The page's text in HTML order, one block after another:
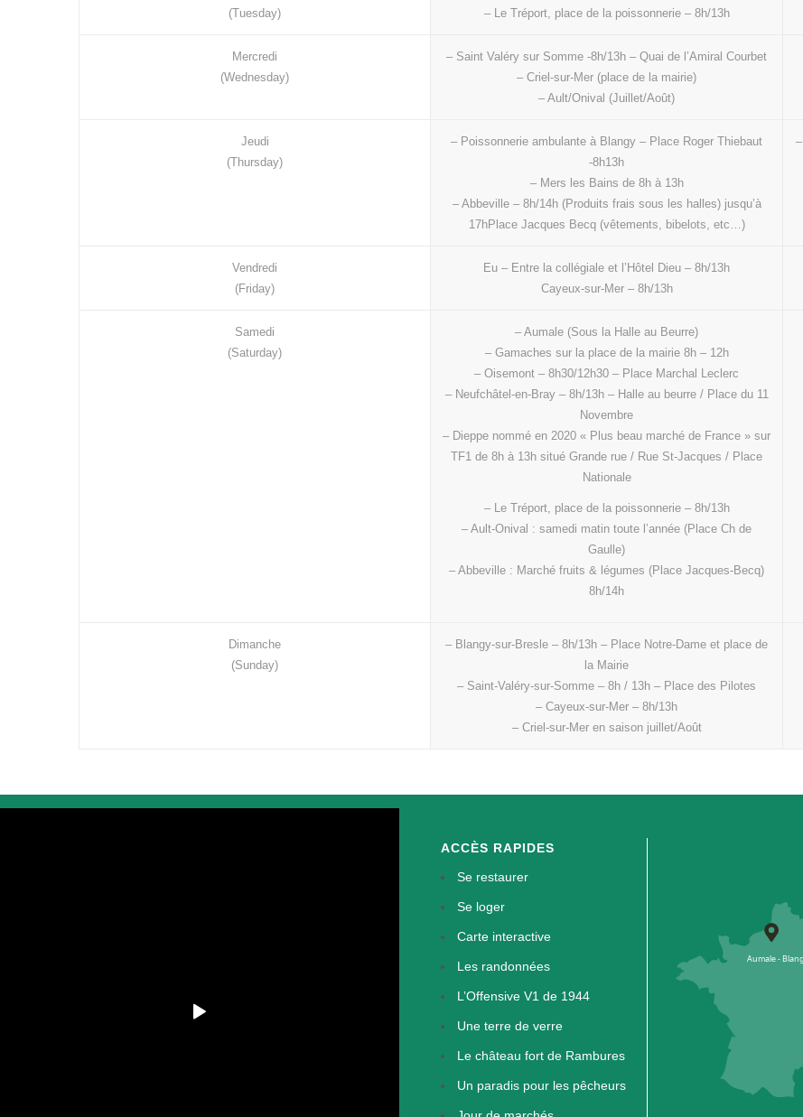
(Tuesday)
– Le Tréport, place de la poissonnerie – 8h/13h
Mercredi
(Wednesday)
– Saint Valéry sur Somme -8h/13h – Quai de l’Amiral Courbet
– Criel-sur-Mer (place de la mairie)
– Ault/Onival (Juillet/Août)
Jeudi
(Thursday)
– Poissonnerie ambulante à Blangy – Place Roger Thiebaut
-8h13h
– Mers les Bains de 8h à 13h
– Abbeville – 8h/14h (Produits frais sous les halles) jusqu’à
17hPlace Jacques Becq (vêtements, bibelots, etc…)
Vendredi
(Friday)
Eu – Entre la collégiale et l’Hôtel Dieu – 8h/13h
Cayeux-sur-Mer – 8h/13h
Samedi
(Saturday)
– Aumale (Sous la Halle au Beurre)
– Gamaches sur la place de la mairie 8h – 12h
– Oisemont – 8h30/12h30 – Place Marchal Leclerc
– Neufchâtel-en-Bray – 8h/13h – Halle au beurre / Place du 11
Novembre
– Dieppe nommé en 2020 « Plus beau marché de France » sur
TF1 de 8h à 13h situé Grande rue / Rue St-Jacques / Place
Nationale
– Le Tréport, place de la poissonnerie – 8h/13h
– Ault-Onival : samedi matin toute l’année (Place Ch de
Gaulle)
– Abbeville : Marché fruits & légumes (Place Jacques-Becq)
8h/14h
Dimanche
(Sunday)
– Blangy-sur-Bresle – 8h/13h – Place Notre-Dame et place de
la Mairie
– Saint-Valéry-sur-Somme – 8h / 13h – Place des Pilotes
– Cayeux-sur-Mer – 8h/13h
– Criel-sur-Mer en saison juillet/Août
ACCÈS RAPIDES
Se restaurer
Se loger
Carte interactive
Les randonnées
L’Offensive V1 de 1944
Une terre de verre
Le château fort de Rambures
Un paradis pour les pêcheurs